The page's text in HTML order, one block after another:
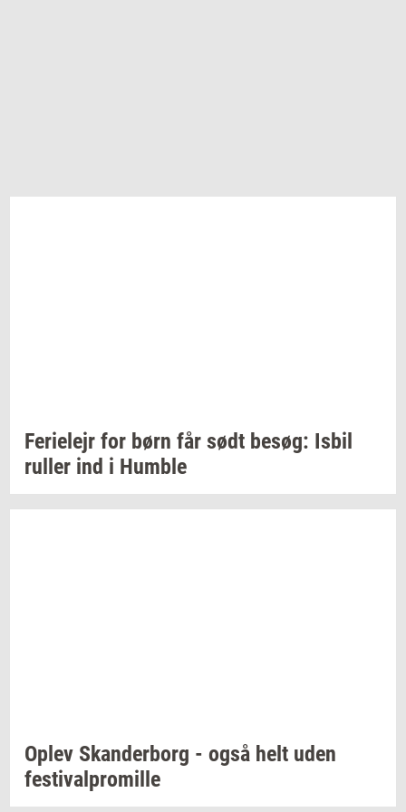
Fe­ri­e­lejr for børn får sødt besøg: Isbil
rul­ler ind i Hum­b­le
Oplev Skan­der­borg - også helt uden
festi­val­pro­mil­le